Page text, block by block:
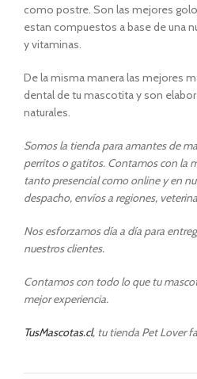
como postre. Son las mejores
estan compuestos a base de una
y vitaminas.
De la misma manera las mejores
dental de tu mascotita y son
naturales.
Somos la tienda para amantes de
perritos o gatitos. Contamos con la
tanto presencial como online y en
despacho, envíos a regiones,
Nos esforzamos día a día para
nuestros clientes.
Contamos con todo lo que tu
mejor experiencia.
TusMascotas.cl, tu tienda Pet Lover